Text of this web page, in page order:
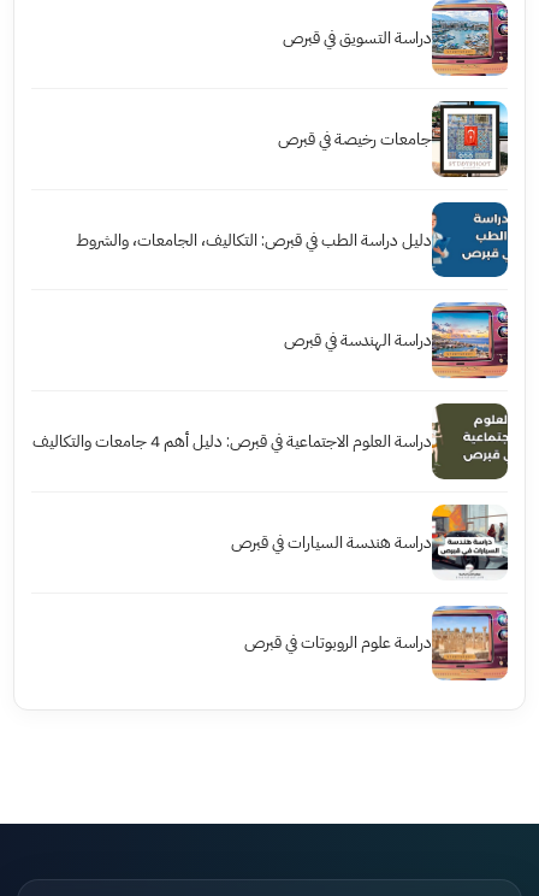
دراسة التسويق في قبرص
جامعات رخيصة في قبرص
دليل دراسة الطب في قبرص: التكاليف، الجامعات، والشروط
دراسة الهندسة في قبرص
دراسة العلوم الاجتماعية في قبرص: دليل أهم 4 جامعات والتكاليف
دراسة هندسة السيارات في قبرص
دراسة علوم الروبوتات في قبرص